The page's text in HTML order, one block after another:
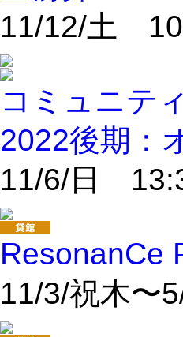
11/12/土
コミュニテ
2022後期：
11/6/日
ResonanCe
11/3/祝木〜